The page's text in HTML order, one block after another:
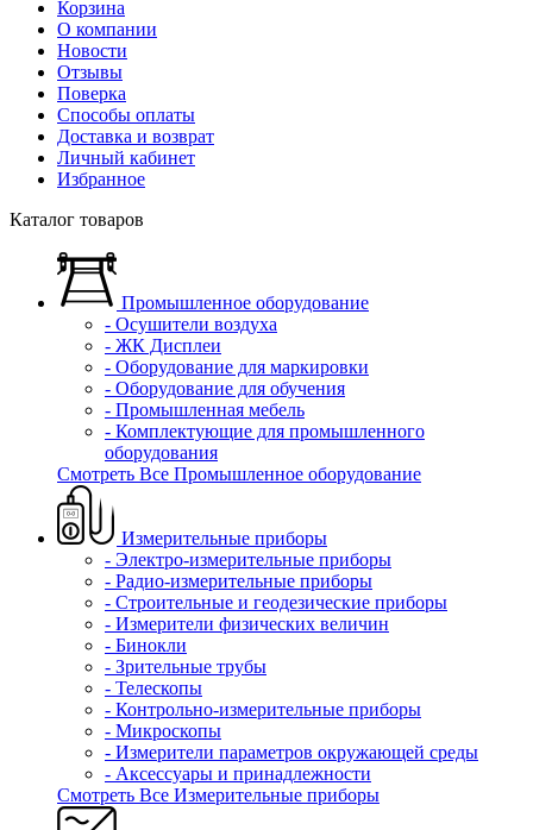
Корзина
О компании
Новости
Отзывы
Поверка
Способы оплаты
Доставка и возврат
Личный кабинет
Избранное
Каталог товаров
Промышленное оборудование
- Осушители воздуха
- ЖК Дисплеи
- Оборудование для маркировки
- Оборудование для обучения
- Промышленная мебель
- Комплектующие для промышленного
оборудования
Смотреть Все Промышленное оборудование
Измерительные приборы
- Электро-измерительные приборы
- Радио-измерительные приборы
- Строительные и геодезические приборы
- Измерители физических величин
- Бинокли
- Зрительные трубы
- Телескопы
- Контрольно-измерительные приборы
- Микроскопы
- Измерители параметров окружающей среды
- Аксессуары и принадлежности
Смотреть Все Измерительные приборы